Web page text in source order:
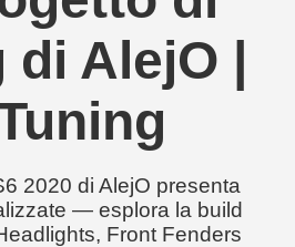
di AlejO |
2020 di AlejO presenta
— esplora la build
Front Fenders